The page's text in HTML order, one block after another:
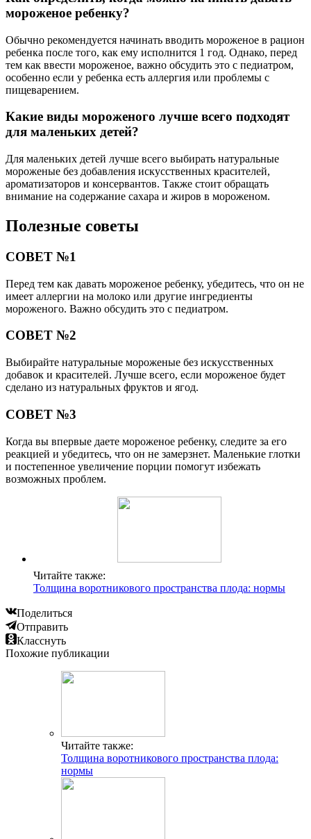
мороженое ребенку?
Обычно рекомендуется начинать вводить мороженое в рацион
ребенка после того, как ему исполнится 1 год. Однако, перед
тем как ввести мороженое, важно обсудить это с педиатром,
особенно если у ребенка есть аллергия или проблемы с
пищеварением.
Какие виды мороженого лучше всего подходят
для маленьких детей?
Для маленьких детей лучше всего выбирать натуральные
мороженые без добавления искусственных красителей,
ароматизаторов и консервантов. Также стоит обращать
внимание на содержание сахара и жиров в мороженом.
Полезные советы
СОВЕТ №1
Перед тем как давать мороженое ребенку, убедитесь, что он не
имеет аллергии на молоко или другие ингредиенты
мороженого. Важно обсудить это с педиатром.
СОВЕТ №2
Выбирайте натуральные мороженые без искусственных
добавок и красителей. Лучше всего, если мороженое будет
сделано из натуральных фруктов и ягод.
СОВЕТ №3
Когда вы впервые даете мороженое ребенку, следите за его
реакцией и убедитесь, что он не замерзнет. Маленькие глотки
и постепенное увеличение порции помогут избежать
возможных проблем.
Читайте также:
Толщина воротникового пространства плода: нормы
Поделиться
Отправить
Класснуть
Похожие публикации
Читайте также:
Толщина воротникового пространства плода:
нормы